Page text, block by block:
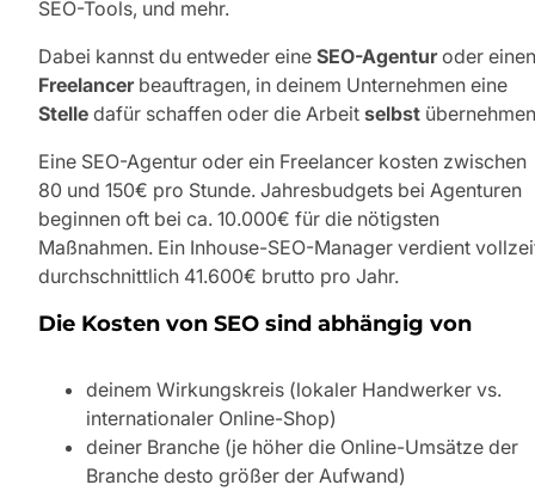
SEO-Tools, und mehr.
Dabei kannst du entweder eine SEO-Agenturoder einen
Freelancerbeauftragen, in deinem Unternehmen eine
Stelle dafür schaffen oder die Arbeit selbst
Eine SEO-Agentur oder ein Freelancer kosten zwischen
80 und 150€ pro Stunde. Jahresbudgets bei Agenturen
beginnen oft bei ca. 10.000€ für die nötigsten
Maßnahmen. Ein Inhouse-SEO-Manager verdient
durchschnittlich 41.600€ brutto pro Jahr.
Die Kosten von SEO sind abhängig von
deinem Wirkungskreis (lokaler Handwerker vs.
internationaler Online-Shop)
deiner Branche (je höher die Online-Umsätze der
Branche desto größer der Aufwand)